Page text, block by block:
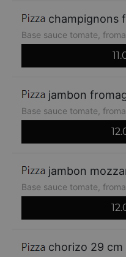
champignons
Base sauce tomate,
jambon
Base sauce tomate,
jambon
Base sauce tomate,
chorizo 29 cm